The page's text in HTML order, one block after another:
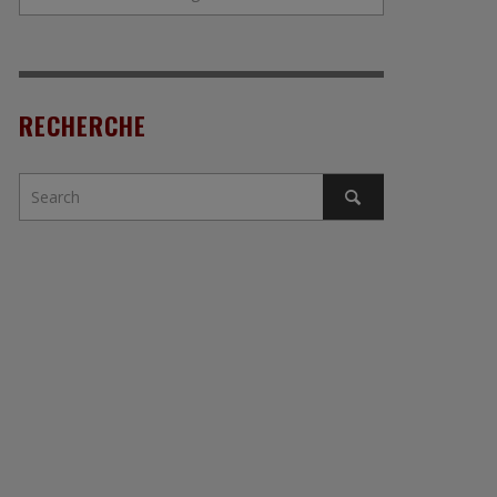
RECHERCHE